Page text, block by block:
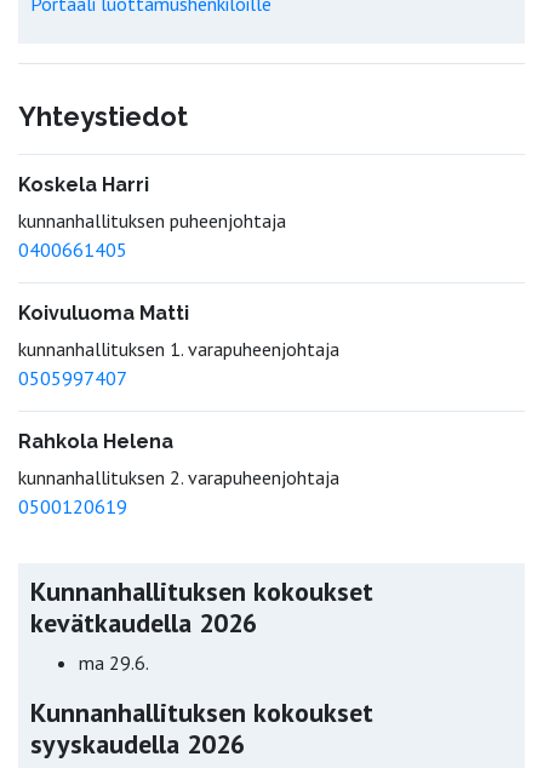
Yhteystiedot
Koskela Harri
kunnanhallituksen puheenjohtaja
0400661405
Koivuluoma Matti
kunnanhallituksen 1. varapuheenjohtaja
0505997407
Rahkola Helena
kunnanhallituksen 2. varapuheenjohtaja
0500120619
Kunnanhallituksen kokoukset
kevätkaudella 2026
ma 29.6.
Kunnanhallituksen kokoukset
syyskaudella 2026